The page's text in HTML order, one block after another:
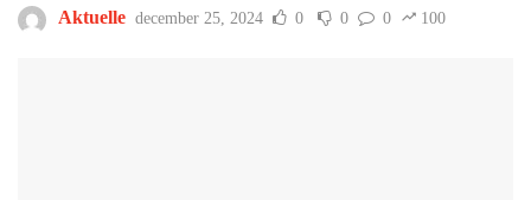
Aktuelle december 25, 2024 0 0 0 100